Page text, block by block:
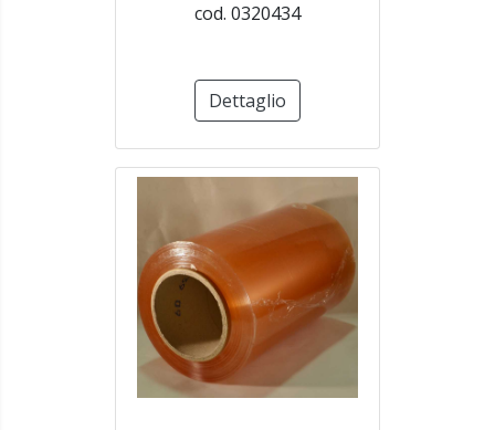
cod. 0320434
Dettaglio